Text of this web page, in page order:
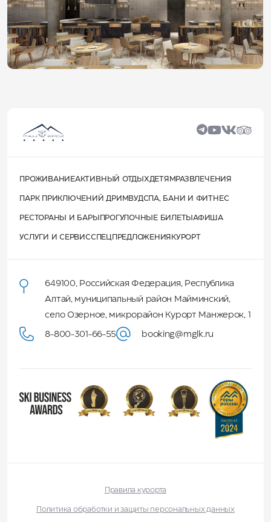
ПРОЖИВАНИЕАКТИВНЫЙ ОТДЫХДЕТЯМ РАЗВЛЕЧЕНИЯ
ПАРК ПРИКЛЮЧЕНИЙ ДРИМВУД СПА, БАНИ И ФИТНЕС
РЕСТОРАНЫ И БАРЫ ПРОГУЛОЧНЫЕ БИЛЕТЫАФИША
УСЛУГИ И СЕРВИССПЕЦПРЕДЛОЖЕНИЯ КУРОРТ
649100, Российская Федерация, Республика
Алтай, муниципальный район Майминский,
село Озерное, микрорайон Курорт Манжерок, 1
8-800-301-66-55 booking@mglk.ru
Правила курорта
Политика обработки и защиты персональных данных